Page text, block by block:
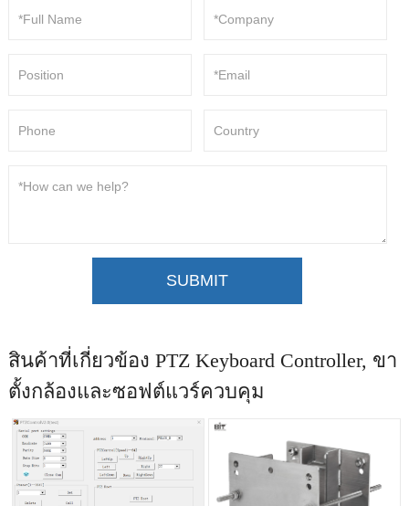
SUBMIT
สินค้าที่เกี่ยวข้อง PTZ Keyboard Controller, ขา
ตั้งกล้องและซอฟต์แวร์ควบคุม